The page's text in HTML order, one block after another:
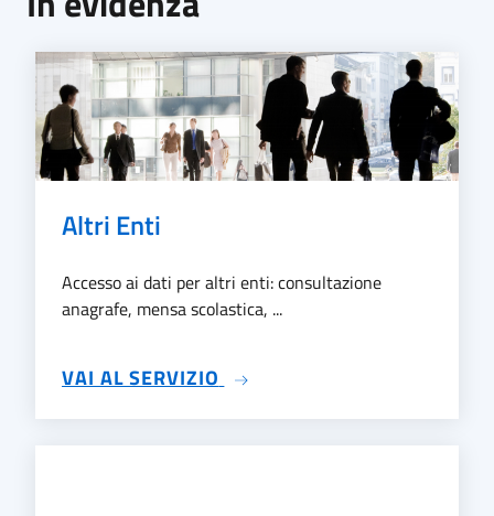
Altri Enti
Accesso ai dati per altri enti: consultazione
anagrafe, mensa scolastica, ...
VAI AL SERVIZIO SU ALTRI ENTI